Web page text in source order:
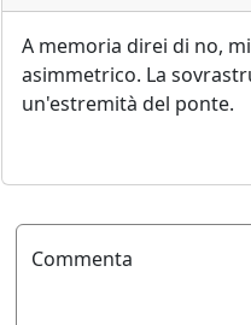
A memoria direi di no,
asimmetrico. La
un'estremità del ponte.
Commenta